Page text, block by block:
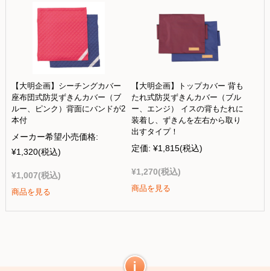
【大明企画】シーチングカバー
座布団式防災ずきんカバー（ブ
ルー、ピンク）背面にバンドが2
本付
メーカー希望小売価格:
¥1,320(税込)
¥1,007(税込)
商品を見る
【大明企画】トップカバー 背も
たれ式防災ずきんカバー（ブル
ー、エンジ） イスの背もたれに
装着し、ずきんを左右から取り
出すタイプ！
定価: ¥1,815(税込)
¥1,270(税込)
商品を見る